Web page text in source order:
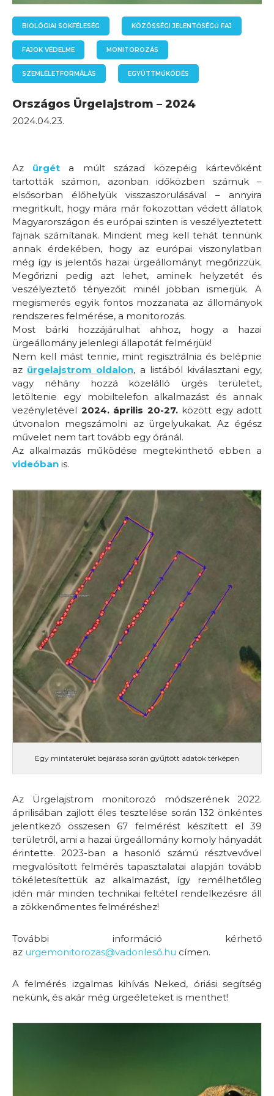
BIOLÓGIAI SOKFÉLESÉG KÖZÖSSÉGI JELENTŐSÉGŰ FAJ
FAJOK VÉDELME MONITOROZÁS
SZEMLÉLETFORMÁLÁS EGYÜTTMŰKÖDÉS
Országos Ürgelajstrom – 2024
2024.04.23.
Az ürgét a múlt század közepéig kártevőként
tartották számon, azonban időközben számuk –
elsősorban élőhelyük visszaszorulásával – annyira
megritkult, hogy mára már fokozottan védett állatok
Magyarországon és európai szinten is veszélyeztetett
fajnak számítanak. Mindent meg kell tehát tennünk
annak érdekében, hogy az európai viszonylatban
még így is jelentős hazai ürgeállományt megőrizzük.
Megőrizni pedig azt lehet, aminek helyzetét és
veszélyeztető tényezőit minél jobban ismerjük. A
megismerés egyik fontos mozzanata az állományok
rendszeres felmérése, a monitorozás.
Most bárki hozzájárulhat ahhoz, hogy a hazai
ürgeállomány jelenlegi állapotát felmérjük!
Nem kell mást tennie, mint regisztrálnia és belépnie
az ürgelajstrom oldalon, a listából kiválasztani egy,
vagy néhány hozzá közelálló ürgés területet,
letöltenie egy mobiltelefon alkalmazást és annak
vezényletével 2024. április 20-27.között egy adott
útvonalon megszámolni az ürgelyukakat. Az égész
művelet nem tart tovább egy óránál.
Az alkalmazás működése megtekinthető ebben a
videóban is.
Egy mintaterület bejárása során gyűjtött adatok térképen
Az Ürgelajstrom monitorozó módszerének 2022.
áprilisában zajlott éles tesztelése során 132 önkéntes
jelentkező összesen 67 felmérést készített el 39
területről, ami a hazai ürgeállomány komoly hányadát
érintette. 2023-ban a hasonló számú résztvevővel
megvalósított felmérés tapasztalatai alapján tovább
tökéletesítettük az alkalmazást, így remélhetőleg
idén már minden technikai feltétel rendelkezésre áll
a zökkenőmentes felméréshez!
További információ kérhető
az urgemonitorozas@vadonleső.hu címen.
A felmérés izgalmas kihívás Neked, óriási segítség
nekünk, és akár még ürgeéleteket is menthet!